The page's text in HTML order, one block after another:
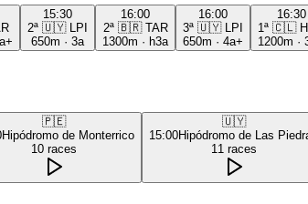
15:30
2ª 🇺🇾
LPI
650m · 3a
16:00
2ª 🇧🇷 TAR
1300m · h3a
16:00
3ª 🇺🇾
LPI
650m · 4a+
16:30
1ª 🇨🇱
1200m ·
🇵🇪
Hipódromo de Monterrico
10 races
🇺🇾
15:00Hipódromo de Las
11 races